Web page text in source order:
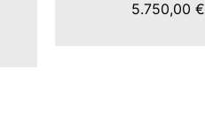
5.750,00 €